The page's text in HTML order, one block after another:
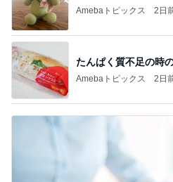
Amebaトピックス 2日
たんぱく質不足の時
Amebaトピックス 2日